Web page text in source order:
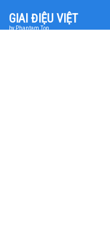
GIAI ĐIỆU VIỆT
by Phantam Top